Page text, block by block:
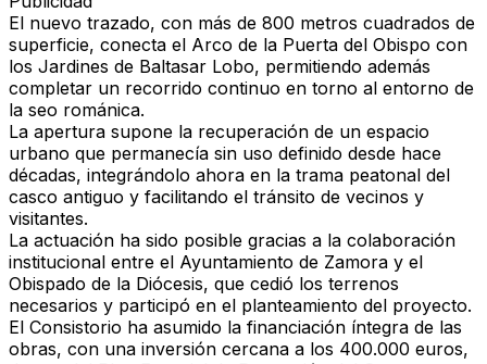
El nuevo trazado, con más de 800 metros cuadrados de
superficie, conecta el Arco de la Puerta del Obispo con
los Jardines de Baltasar Lobo, permitiendo además
completar un recorrido continuo en torno al entorno de
la seo románica.
La apertura supone la recuperación de un espacio
urbano que permanecía sin uso definido desde hace
décadas, integrándolo ahora en la trama peatonal del
casco antiguo y facilitando el tránsito de vecinos y
visitantes.
La actuación ha sido posible gracias a la colaboración
institucional entre el Ayuntamiento de Zamora y el
Obispado de la Diócesis, que cedió los terrenos
necesarios y participó en el planteamiento del proyecto.
El Consistorio ha asumido la financiación íntegra de las
obras, con una inversión cercana a los 400.000 euros,